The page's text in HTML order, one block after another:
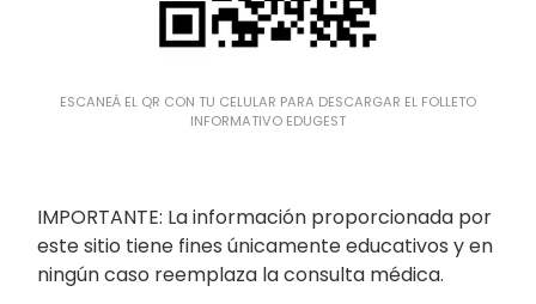
ESCANEÁ EL QR CON TU CELULAR PARA DESCARGAR EL FOLLETO
INFORMATIVO EDUGEST
IMPORTANTE: La información proporcionada por
este sitio tiene fines únicamente educativos y en
ningún caso reemplaza la consulta médica.